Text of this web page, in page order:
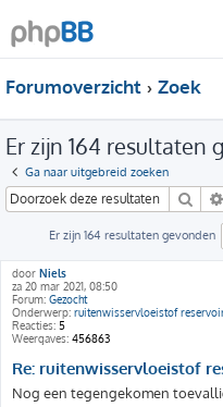
Forumoverzicht Zoek
Er zijn 164 resultaten
Ga naar uitgebreid zoeken
Zoek
Er zijn 164 resultaten gevonden
door Niels
za 20 mar 2021, 08:50
Forum: Gezocht
Onderwerp: ruitenwisservloeistof
Reacties: 5
Weergaves: 456863
Re: ruitenwisservloeistof
Nog een tegengekomen